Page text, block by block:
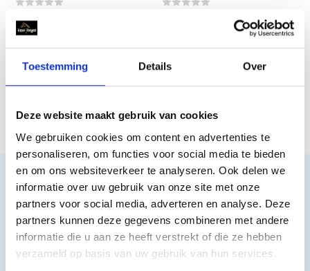
Toestemming Details Over
Deze website maakt gebruik van cookies
We gebruiken cookies om content en advertenties te
personaliseren, om functies voor social media te bieden
en om ons websiteverkeer te analyseren. Ook delen we
informatie over uw gebruik van onze site met onze
partners voor social media, adverteren en analyse. Deze
partners kunnen deze gegevens combineren met andere
informatie die u aan ze heeft verstrekt of die ze hebben
verzameld op basis van uw gebruik van hun services.
Op voorraad
€14,95
Heeft u vragen?